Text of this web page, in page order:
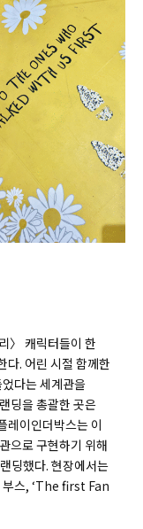
〉 캐릭터들이 한
다. 어린 시절 함께한
다는 세계관을
딩을 총괄한 곳은
레이인더박스는 이
으로 구현하기 위해
딩했다. 현장에서는
부스, ‘The first Fan